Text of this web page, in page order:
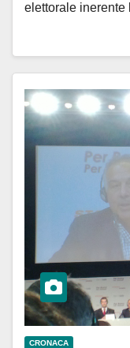
elettorale inerente
CRONACA